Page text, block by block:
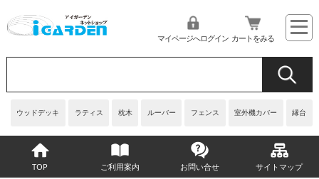
ウッドデッキ ラティス 枕木 ルーバー フェンス 室外機カバー 縁台
マイページへログイン カートをみる
TOP ご利用案内 お問い合せ サイトマップ